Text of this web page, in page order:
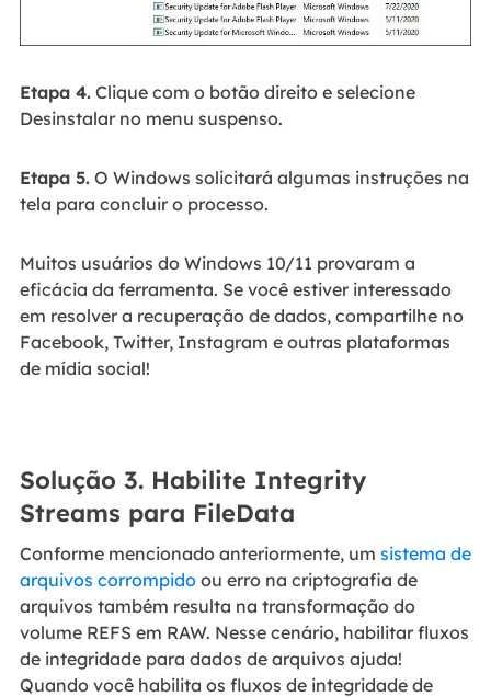
Etapa 4.Clique com o botão direito e selecione
Desinstalar no menu suspenso.
Etapa 5.O Windows solicitará algumas instruções na
tela para concluir o processo.
Muitos usuários do Windows 10/11 provaram a
eficácia da ferramenta. Se você estiver interessado
em resolver a recuperação de dados, compartilhe no
Facebook, Twitter, Instagram e outras plataformas
de mídia social!
Solução 3. Habilite Integrity
Streams para FileData
Conforme mencionado anteriormente, um sistema de
arquivos corrompidoou erro na criptografia de
arquivos também resulta na transformação do
volume REFS em RAW. Nesse cenário, habilitar fluxos
de integridade para dados de arquivos ajuda!
Quando você habilita os fluxos de integridade de